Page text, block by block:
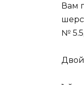
Вам
№